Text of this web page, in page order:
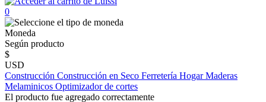
0
Moneda
Según producto
$
USD
Construcción Construcción en Seco Ferretería HogarMaderas
Melaminicos Optimizador de cortes
El producto fue agregado correctamente